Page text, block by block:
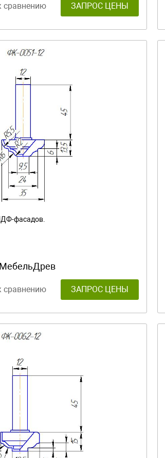
сравнению ЗАПРОС ЦЕНЫ
фасадов.
МебельДрев
сравнению ЗАПРОС ЦЕНЫ